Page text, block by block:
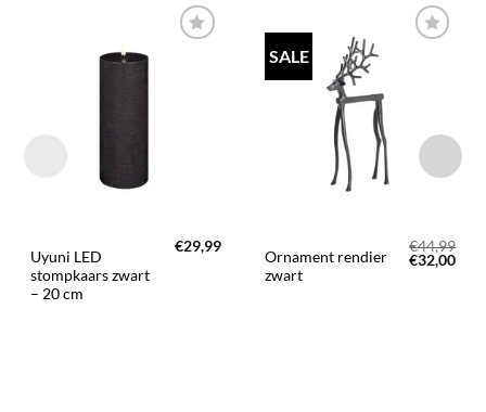
Uyuni LED
stompkaars zwart
– 20 cm
€29,99
SALE
TOEVOEGEN
AAN JOUW
FAVORIETEN
Ornament rendier
zwart
€44,99
prijs
€32,00